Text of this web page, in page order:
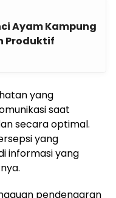
Ayam Kampung
Produktif
yang
saat
secara optimal.
yang
informasi yang
pendengaran